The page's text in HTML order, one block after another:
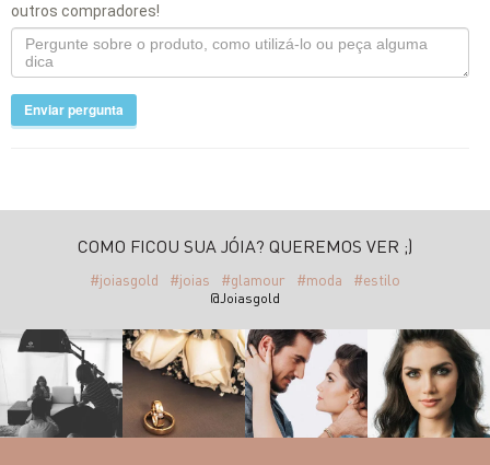
outros compradores!
Enviar pergunta
COMO FICOU SUA JÓIA? QUEREMOS VER ;)
#joiasgold #joias #glamour #moda #estilo
@Joiasgold